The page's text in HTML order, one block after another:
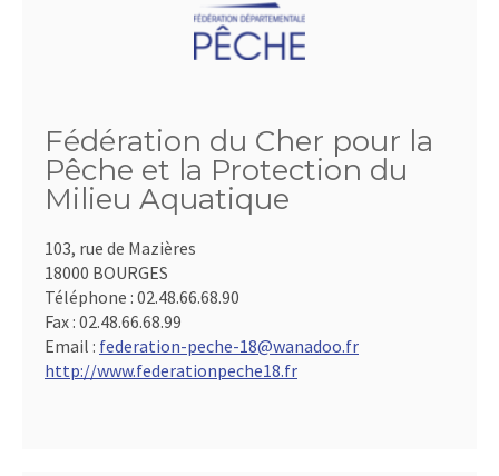
Fédération du Cher pour la
Pêche et la Protection du
Milieu Aquatique
103, rue de Mazières
18000 BOURGES
Téléphone : 02.48.66.68.90
Fax : 02.48.66.68.99
Email : federation-peche-18@wanadoo.fr
http://www.federationpeche18.fr